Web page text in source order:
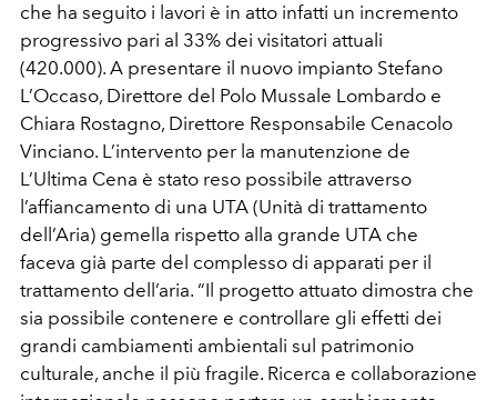
che ha seguito i lavori è in atto infatti un incremento
progressivo pari al 33% dei visitatori attuali
(420.000). A presentare il nuovo impianto Stefano
L’Occaso, Direttore del Polo Mussale Lombardo e
Chiara Rostagno, Direttore Responsabile Cenacolo
Vinciano. L’intervento per la manutenzione de
L’Ultima Cena è stato reso possibile attraverso
l’affiancamento di una UTA (Unità di trattamento
dell’Aria) gemella rispetto alla grande UTA che
faceva già parte del complesso di apparati per il
trattamento dell’aria. “Il progetto attuato dimostra che
sia possibile contenere e controllare gli effetti dei
grandi cambiamenti ambientali sul patrimonio
culturale, anche il più fragile. Ricerca e collaborazione